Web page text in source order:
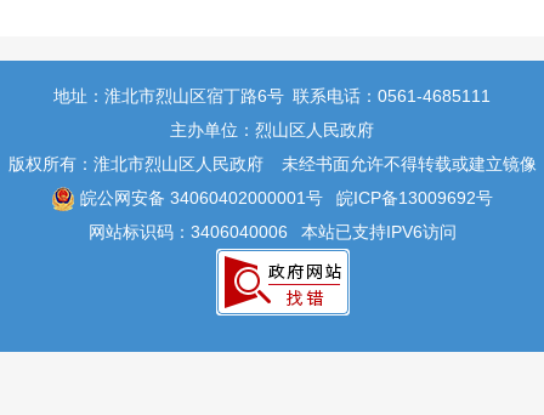
地址：淮北市烈山区宿丁路6号 联系电话：0561-4685111
主办单位：烈山区人民政府
版权所有：淮北市烈山区人民政府
未经书面允许不得转载或建立镜像
皖公网安备 34060402000001号
皖ICP备13009692号
网站标识码：3406040006
本站已支持IPV6访问